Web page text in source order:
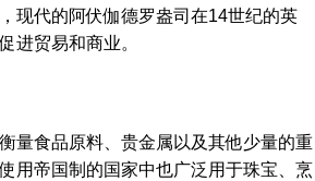
现代的阿伏伽德罗盎司在14世纪的英
进贸易和商业。
量食品原料、贵金属以及其他少量的重
用帝国制的国家中也广泛用于珠宝、烹